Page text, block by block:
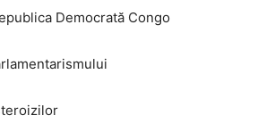
Democrată Congo